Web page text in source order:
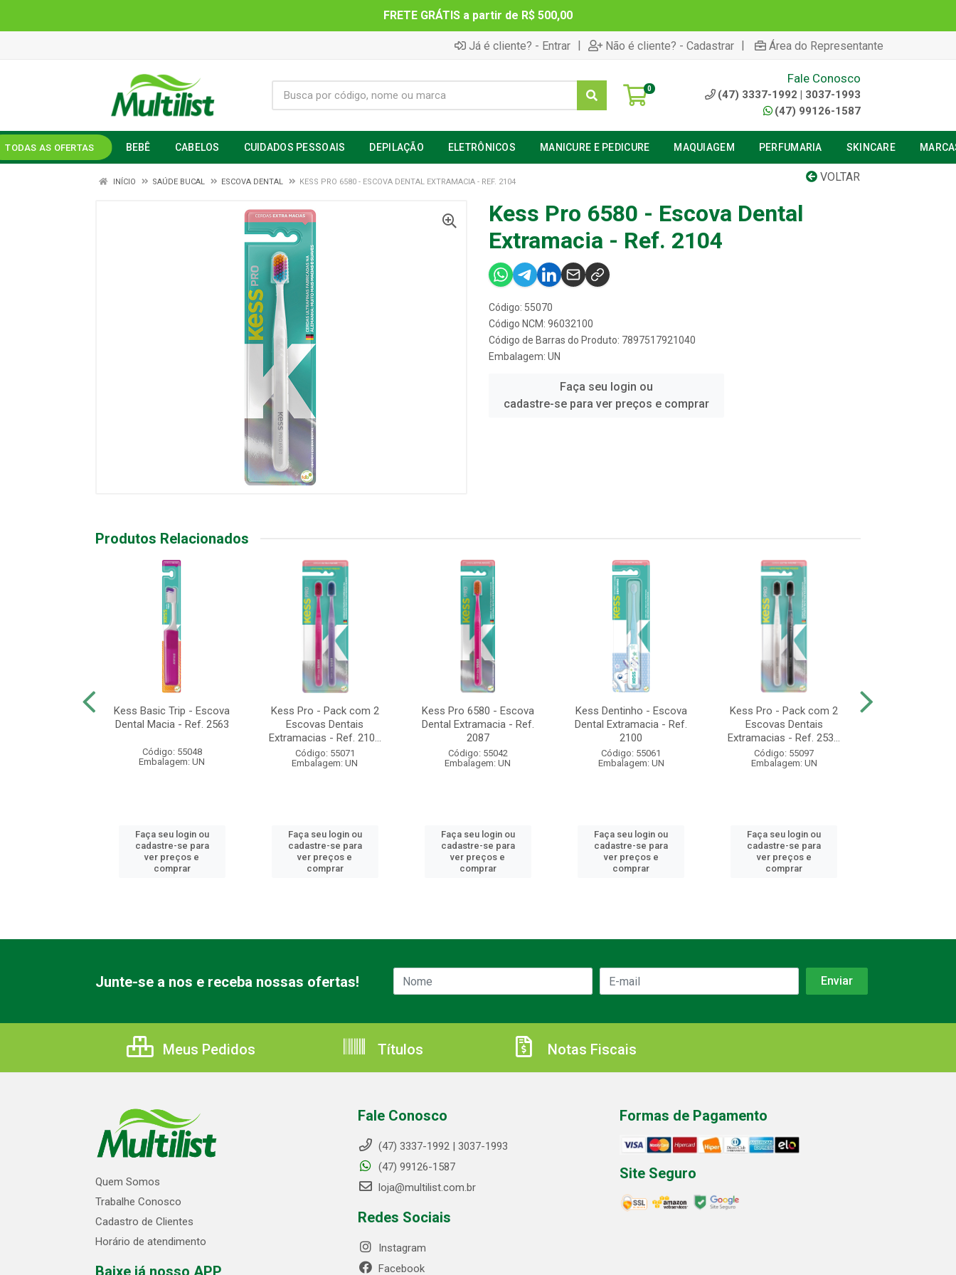
FRETE GRÁTIS a partir de R$ 500,00
Já é cliente? - Entrar | Não é cliente? - Cadastrar | Área do Representante
0
Fale Conosco
(47) 3337-1992 | 3037-1993
(47) 99126-1587
TODAS AS OFERTAS BEBÊ CABELOS CUIDADOS PESSOAIS DEPILAÇÃO ELETRÔNICOS MANICURE E PEDICURE MAQUIAGEM PERFUMARIA SKINCARE
VOLTAR
INÍCIO SAÚDE BUCAL ESCOVA DENTAL KESS PRO 6580 - ESCOVA DENTAL EXTRAMACIA - REF. 2104
Kess Pro 6580 - Escova Dental
Extramacia - Ref. 2104
Código: 55070
Código NCM: 96032100
Código de Barras do Produto: 7897517921040
Embalagem: UN
Faça seu login ou
cadastre-se para ver preços e comprar
Produtos Relacionados
Kess Basic Trip - Escova
Dental Macia - Ref. 2563
Código: 55048
Embalagem: UN
Faça seu login ou
cadastre-se para
ver preços e
comprar
Kess Pro - Pack com 2
Escovas Dentais
Extramacias - Ref. 210...
Código: 55071
Embalagem: UN
Faça seu login ou
cadastre-se para
ver preços e
comprar
Kess Pro 6580 - Escova
Dental Extramacia - Ref.
2087
Código: 55042
Embalagem: UN
Faça seu login ou
cadastre-se para
ver preços e
comprar
Kess Dentinho - Escova
Dental Extramacia - Ref.
2100
Código: 55061
Embalagem: UN
Faça seu login ou
cadastre-se para
ver preços e
comprar
Kess Pro - Pack com 2
Escovas Dentais
Extramacias - Ref. 253...
Código: 55097
Embalagem: UN
Faça seu login ou
cadastre-se para
ver preços e
comprar
Junte-se a nos e receba nossas ofertas!
Meus Pedidos Títulos Notas Fiscais
Quem Somos
Trabalhe Conosco
Cadastro de Clientes
Horário de atendimento
Baixe já nosso APP
Fale Conosco
(47) 3337-1992 | 3037-1993
(47) 99126-1587
loja@multilist.com.br
Redes Sociais
Instagram
Facebook
Formas de Pagamento
Site Seguro